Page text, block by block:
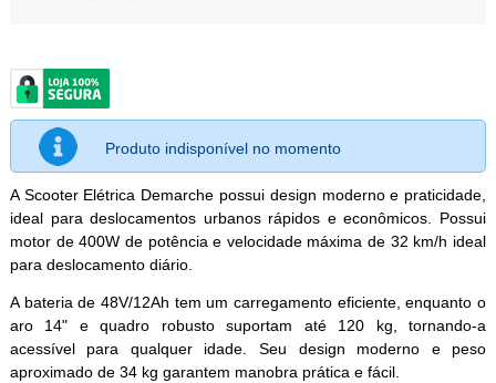
Produto indisponível no momento
A Scooter Elétrica Demarche possui design moderno e praticidade,
ideal para deslocamentos urbanos rápidos e econômicos. Possui
motor de 400W de potência e velocidade máxima de 32 km/h ideal
para deslocamento diário.
A bateria de 48V/12Ah tem um carregamento eficiente, enquanto o
aro 14" e quadro robusto suportam até 120 kg, tornando-a
acessível para qualquer idade. Seu design moderno e peso
aproximado de 34 kg garantem manobra prática e fácil.